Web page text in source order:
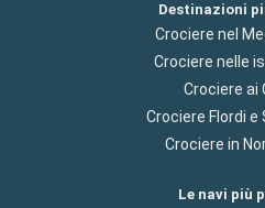
Destinazioni
Crociere nel
Crociere nelle
Crociere ai
Crociere Flordi e
Crociere in
Le navi più